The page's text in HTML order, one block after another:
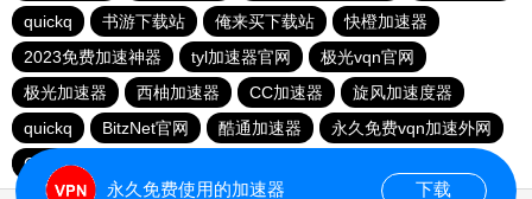
quickq
书游下载站 俺来买下载站
快橙加速器
2023免费加速神器
tyl加速器官网
极光vqn官网
极光加速器
西柚加速器 CC加速器
旋风加速度器
quickq
BitzNet官网 酷通加速器
永久免费vqn加速外网
CHK下载站
永久免费使用的加速器 下载